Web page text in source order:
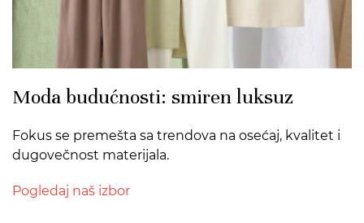
Moda budućnosti: smiren luksuz
Fokus se premešta sa trendova na osećaj, kvalitet i
dugovečnost materijala.
Pogledaj naš izbor